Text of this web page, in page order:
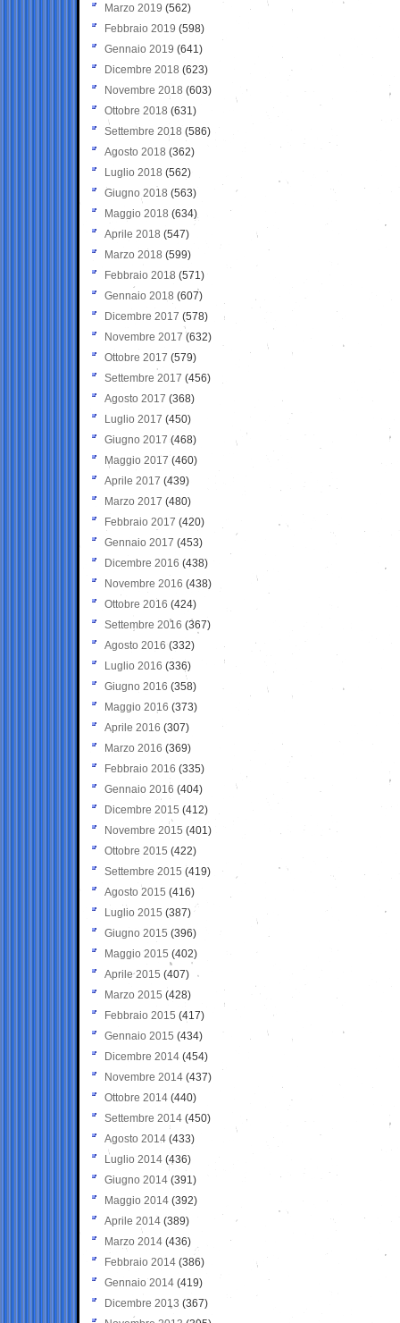
Marzo 2019 (562)
Febbraio 2019 (598)
Gennaio 2019 (641)
Dicembre 2018 (623)
Novembre 2018 (603)
Ottobre 2018 (631)
Settembre 2018 (586)
Agosto 2018 (362)
Luglio 2018 (562)
Giugno 2018 (563)
Maggio 2018 (634)
Aprile 2018 (547)
Marzo 2018 (599)
Febbraio 2018 (571)
Gennaio 2018 (607)
Dicembre 2017 (578)
Novembre 2017 (632)
Ottobre 2017 (579)
Settembre 2017 (456)
Agosto 2017 (368)
Luglio 2017 (450)
Giugno 2017 (468)
Maggio 2017 (460)
Aprile 2017 (439)
Marzo 2017 (480)
Febbraio 2017 (420)
Gennaio 2017 (453)
Dicembre 2016 (438)
Novembre 2016 (438)
Ottobre 2016 (424)
Settembre 2016 (367)
Agosto 2016 (332)
Luglio 2016 (336)
Giugno 2016 (358)
Maggio 2016 (373)
Aprile 2016 (307)
Marzo 2016 (369)
Febbraio 2016 (335)
Gennaio 2016 (404)
Dicembre 2015 (412)
Novembre 2015 (401)
Ottobre 2015 (422)
Settembre 2015 (419)
Agosto 2015 (416)
Luglio 2015 (387)
Giugno 2015 (396)
Maggio 2015 (402)
Aprile 2015 (407)
Marzo 2015 (428)
Febbraio 2015 (417)
Gennaio 2015 (434)
Dicembre 2014 (454)
Novembre 2014 (437)
Ottobre 2014 (440)
Settembre 2014 (450)
Agosto 2014 (433)
Luglio 2014 (436)
Giugno 2014 (391)
Maggio 2014 (392)
Aprile 2014 (389)
Marzo 2014 (436)
Febbraio 2014 (386)
Gennaio 2014 (419)
Dicembre 2013 (367)